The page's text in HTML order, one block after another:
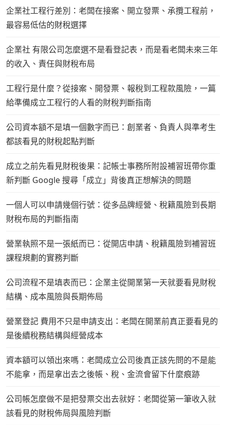
企業社工程行差別：老闆在接案、開立發票、承攬工程前，
最容易低估的財稅選擇
企業社 有限公司怎麼選不是看登記表，而是看老闆未來三年
的收入、責任與財稅布局
工程行是什麼？從接案、開發票、報稅到工程款風險，一篇
給準備成立工程行的人看的財稅判斷指南
公司資本額不是填一個數字而已：創業者、負責人與準考生
都該看見的財稅起點判斷
成立之前先看見財稅後果：記帳士事務所附設補習班帶你重
新判斷 Google 搜尋「成立」背後真正想解決的問題
一個人可以申請幾個行號：從多品牌經營、稅籍風險到長期
財稅布局的判斷指南
營業執照不是一張紙而已：從開店申請、稅籍風險到補習班
課程規劃的實務判斷
公司流程不是填表而已：企業主從開業第一天就要看見財稅
結構、成本風險與長期佈局
營業登記 費用不只是申請支出：老闆在開業前真正要看見的
是後續稅務結構與經營成本
資本額可以領出來嗎：老闆成立公司後真正該先問的不是能
不能拿，而是拿出去之後帳、稅、金流會留下什麼痕跡
公司帳怎麼做不是把發票交出去就好：老闆從第一筆收入就
該看見的財稅佈局與風險判斷